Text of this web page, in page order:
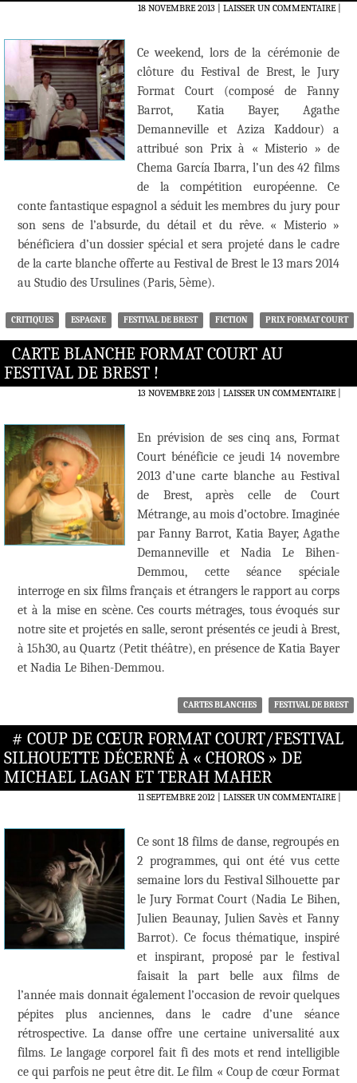
18 NOVEMBRE 2013 LAISSER UN COMMENTAIRE|
Ce weekend, lors de la cérémonie de
clôture du Festival de Brest, le Jury
Format Court (composé de Fanny
Barrot, Katia Bayer, Agathe
Demanneville et Aziza Kaddour) a
attribué son Prix à « Misterio » de
Chema García Ibarra, l’un des 42 films
de la compétition européenne. Ce
conte fantastique espagnol a séduit les membres du jury pour
son sens de l’absurde, du détail et du rêve. « Misterio »
bénéficiera d’un dossier spécial et sera projeté dans le cadre
de la carte blanche offerte au Festival de Brest le 13 mars 2014
au Studio des Ursulines (Paris, 5ème).
CRITIQUES ESPAGNE FESTIVAL DE BREST FICTION PRIX FORMAT COURT
CARTE BLANCHE FORMAT COURT AU
FESTIVAL DE BREST !
13 NOVEMBRE 2013 LAISSER UN COMMENTAIRE|
En prévision de ses cinq ans, Format
Court bénéficie ce jeudi 14 novembre
2013 d’une carte blanche au Festival
de Brest, après celle de Court
Métrange, au mois d’octobre. Imaginée
par Fanny Barrot, Katia Bayer, Agathe
Demanneville et Nadia Le Bihen-
Demmou, cette séance spéciale
interroge en six films français et étrangers le rapport au corps
et à la mise en scène. Ces courts métrages, tous évoqués sur
notre site et projetés en salle, seront présentés ce jeudi à Brest,
à 15h30, au Quartz (Petit théâtre), en présence de Katia Bayer
et Nadia Le Bihen-Demmou.
CARTES BLANCHES FESTIVAL DE BREST
# COUP DE CŒUR FORMAT COURT/FESTIVAL
SILHOUETTE DÉCERNÉ À « CHOROS » DE
MICHAEL LAGAN ET TERAH MAHER
11 SEPTEMBRE 2012 LAISSER UN COMMENTAIRE|
Ce sont 18 films de danse, regroupés en
2 programmes, qui ont été vus cette
semaine lors du Festival Silhouette par
le Jury Format Court (Nadia Le Bihen,
Julien Beaunay, Julien Savès et Fanny
Barrot). Ce focus thématique, inspiré
et inspirant, proposé par le festival
faisait la part belle aux films de
l’année mais donnait également l’occasion de revoir quelques
pépites plus anciennes, dans le cadre d’une séance
rétrospective. La danse offre une certaine universalité aux
films. Le langage corporel fait fi des mots et rend intelligible
ce qui parfois ne peut être dit. Le film « Coup de cœur Format